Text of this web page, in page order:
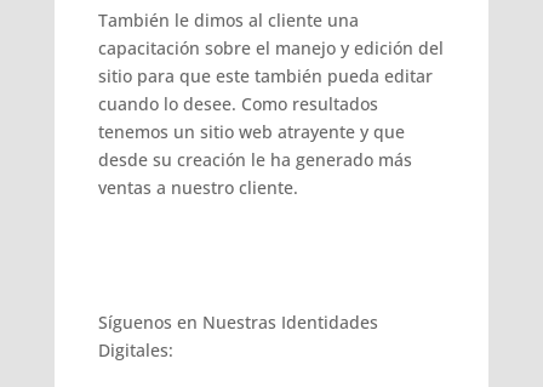
También le dimos al cliente una
capacitación sobre el manejo y edición del
sitio para que este también pueda editar
cuando lo desee. Como resultados
tenemos un sitio web atrayente y que
desde su creación le ha generado más
ventas a nuestro cliente.
Síguenos en Nuestras Identidades
Digitales: